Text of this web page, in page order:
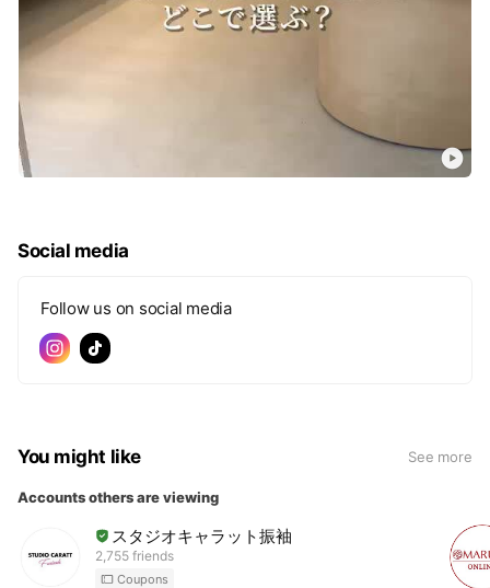
Social media
Follow us on social media
You might like See more
Accounts others are viewing
スタジオキャラット振袖
2,755 friends
Coupons